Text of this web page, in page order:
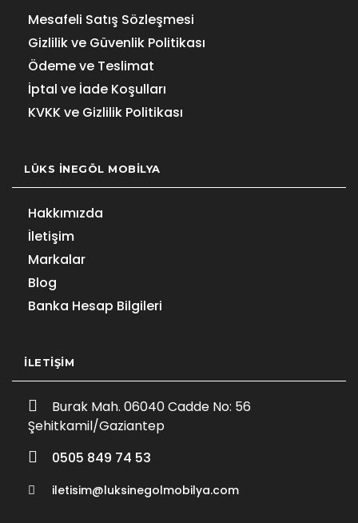
Mesafeli Satış Sözleşmesi
Gizlilik ve Güvenlik Politikası
Ödeme ve Teslimat
İptal ve İade Koşulları
KVKK ve Gizlilik Politikası
LÜKS İNEGÖL MOBILYA
Hakkımızda
İletişim
Markalar
Blog
Banka Hesap Bilgileri
İLETIŞIM
Burak Mah. 06040 Cadde No: 56
Şehitkamil/Gaziantep
0505 849 74 53
iletisim@luksinegolmobilya.com